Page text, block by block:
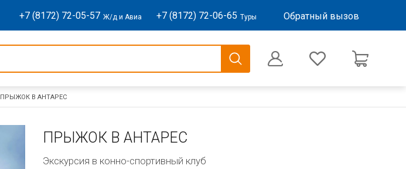
+7 (8172) 72-05-57 Ж/д и Авиа +7 (8172) 72-06-65 Туры Обратный вызов
ПРЫЖОК В АНТАРЕС
ПРЫЖОК В АНТАРЕС
Экскурсия в конно-спортивный клуб